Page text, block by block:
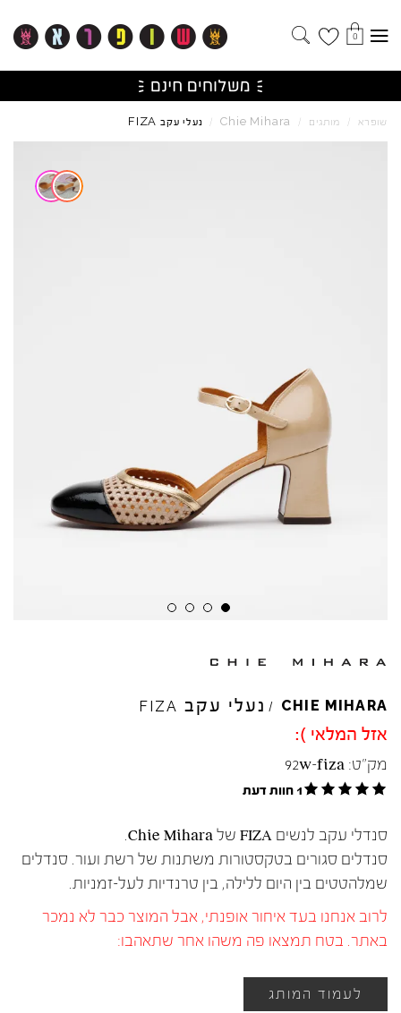
0
שופרא / מותגים /
Chie Mihara
/ נעלי עקב FIZA
Skip to product reviews
CHIE MIHARA
/ נעלי עקב FIZA
אזל המלאי ):
מק"ט: 92w-fiza
1 חוות דעת
סנדלי עקב לנשים FIZA של Chie Mihara.
סנדלים סגורים בטקסטורות משתנות של רשת ועור. סנדלים
שמלהטטים בין היום ללילה, בין טרנדיות לעל-זמניות.
לרוב אנחנו בעד איחור אופנתי, אבל המוצר כבר לא נמכר
באתר. בטח תמצאו פה משהו אחר שתאהבו:
לעמוד המותג